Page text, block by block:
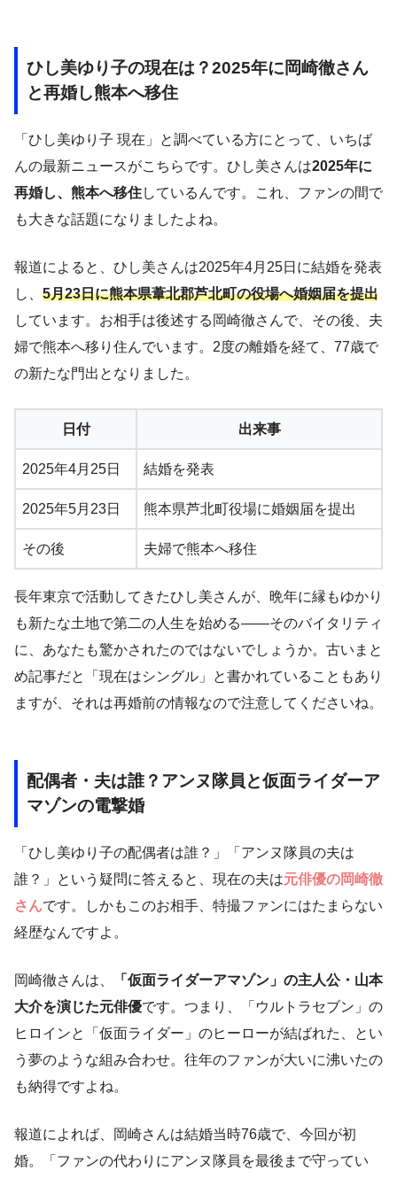
ひし美ゆり子の現在は？2025年に岡崎徹さん
と再婚し熊本へ移住
「ひし美ゆり子 現在」と調べている方にとって、いちば
んの最新ニュースがこちらです。ひし美さんは2025年に
再婚し、熊本へ移住しているんです。これ、ファンの間で
も大きな話題になりましたよね。
報道によると、ひし美さんは2025年4月25日に結婚を発表
し、 5月23日に熊本県葦北郡芦北町の役場へ婚姻届を提出
しています。お相手は後述する岡崎徹さんで、その後、夫
婦で熊本へ移り住んでいます。2度の離婚を経て、77歳で
の新たな門出となりました。
日付 出来事
2025年4月25日 結婚を発表
2025年5月23日 熊本県芦北町役場に婚姻届を提出
その後 夫婦で熊本へ移住
長年東京で活動してきたひし美さんが、晩年に縁もゆかり
も新たな土地で第二の人生を始める——そのバイタリティ
に、あなたも驚かされたのではないでしょうか。古いまと
め記事だと「現在はシングル」と書かれていることもあり
ますが、それは再婚前の情報なので注意してくださいね。
配偶者・夫は誰？アンヌ隊員と仮面ライダーア
マゾンの電撃婚
「ひし美ゆり子の配偶者は誰？」「アンヌ隊員の夫は
誰？」という疑問に答えると、現在の夫は元俳優の岡崎徹
さんです。しかもこのお相手、特撮ファンにはたまらない
経歴なんですよ。
岡崎徹さんは、
「仮面ライダーアマゾン」の主人公・山本
大介を演じた元俳優です。つまり、「ウルトラセブン」の
ヒロインと「仮面ライダー」のヒーローが結ばれた、とい
う夢のような組み合わせ。往年のファンが大いに沸いたの
も納得ですよね。
報道によれば、岡崎さんは結婚当時76歳で、今回が初
婚。「ファンの代わりにアンヌ隊員を最後まで守ってい